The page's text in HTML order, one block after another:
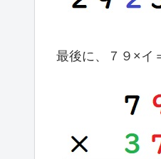
最後に、７９×イ